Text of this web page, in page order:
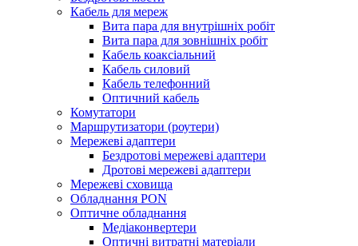
Кабель для мереж
Вита пара для внутрішніх робіт
Вита пара для зовнішніх робіт
Кабель коаксіальний
Кабель силовий
Кабель телефонний
Оптичний кабель
Комутатори
Маршрутизатори (роутери)
Мережеві адаптери
Бездротові мережеві адаптери
Дротові мережеві адаптери
Мережеві сховища
Обладнання PON
Оптичне обладнання
Медіаконвертери
Оптичні витратні матеріали